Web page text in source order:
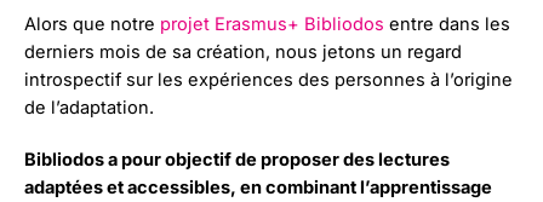
Alors que notre projet Erasmus+ Bibliodos entre dans les
derniers mois de sa création, nous jetons un regard
introspectif sur les expériences des personnes à l’origine
de l’adaptation.
Bibliodos a pour objectif de proposer des lectures
adaptées et accessibles, en combinant l’apprentissage